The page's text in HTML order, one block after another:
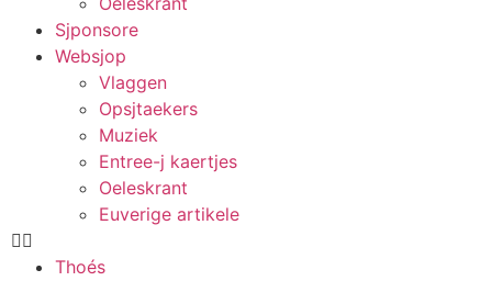
Sjponsore
Websjop
Vlaggen
Opsjtaekers
Muziek
Entree-j kaertjes
Oeleskrant
Euverige artikele
Thoés